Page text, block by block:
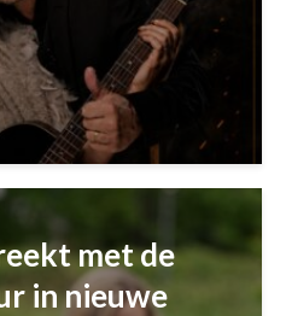
met de
in nieuwe